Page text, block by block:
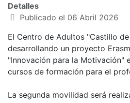
Detalles
Publicado el 06 Abril 2026
El Centro de Adultos "Castillo
desarrollando un proyecto
"Innovación para la Motivación"
cursos de formación para el
La segunda movilidad será